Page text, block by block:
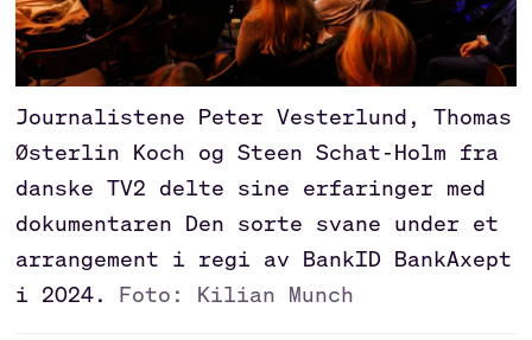
Journalistene Peter Vesterlund, Thomas
Østerlin Koch og Steen Schat-Holm fra
danske TV2 delte sine erfaringer med
dokumentaren Den sorte svane under et
arrangement i regi av BankID BankAxept
i 2024.
Foto: Kilian Munch